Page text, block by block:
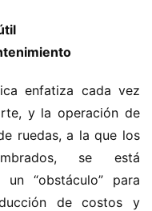
enfatiza cada vez
y la operación de
ruedas, a la que los
se está
“obstáculo” para
de costos y